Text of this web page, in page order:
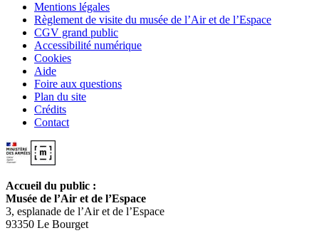
Mentions légales
Règlement de visite du musée de l’Air et de l’Espace
CGV grand public
Accessibilité numérique
Cookies
Aide
Foire aux questions
Plan du site
Crédits
Contact
Accueil du public :
Musée de l’Air et de l’Espace
3, esplanade de l’Air et de l’Espace
93350 Le Bourget